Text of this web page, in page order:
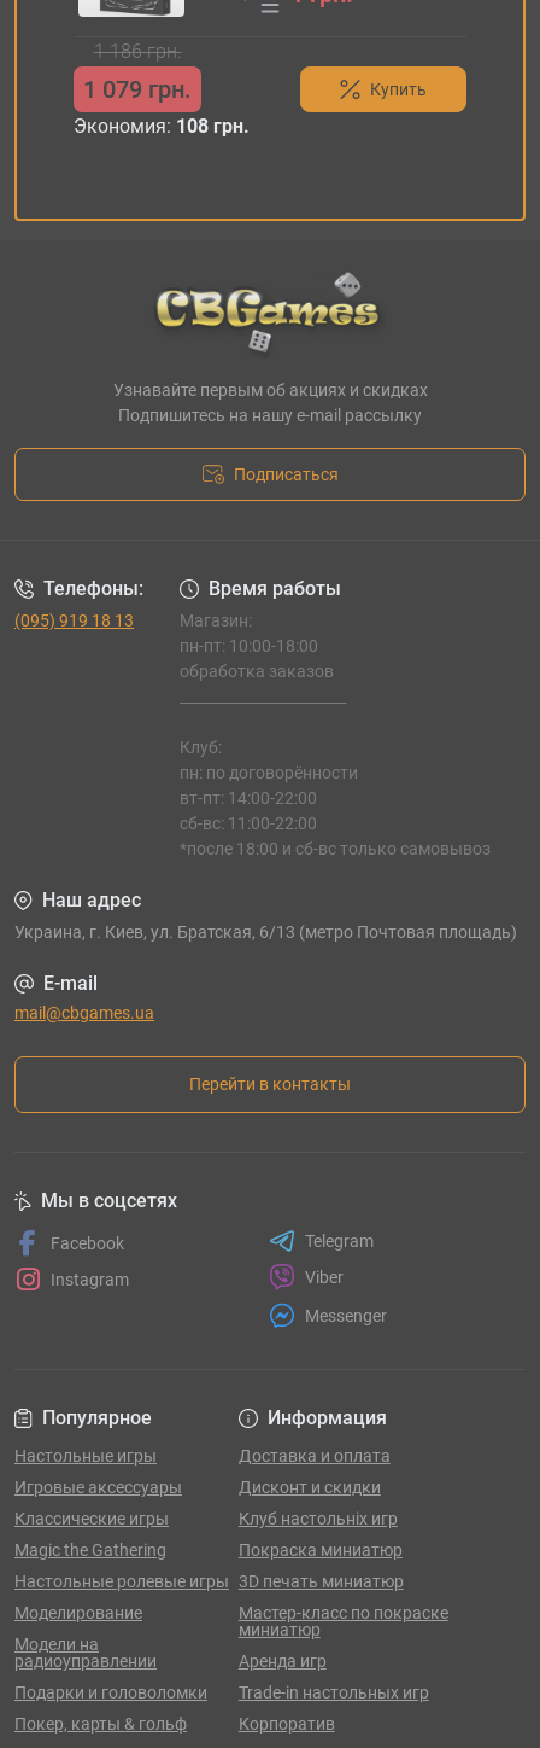
1 186 грн.
1 079 грн.
Экономия: 108 грн.
Купить
Узнавайте первым об акциях и скидках
Подпишитесь на нашу e-mail рассылку
Подписаться
Телефоны:
(095) 919 18 13
Время работы
Магазин:
пн-пт: 10:00-18:00
обработка заказов
Клуб:
пн: по договорённости
вт-пт: 14:00-22:00
сб-вс: 11:00-22:00
*после 18:00 и сб-вс только самовывоз
Наш адрес
Украина, г. Киев, ул. Братская, 6/13 (метро Почтовая площадь)
E-mail
mail@cbgames.ua
Перейти в контакты
Популярное
Настольные игры
Игровые аксессуары
Классические игры
Magic the Gathering
Настольные ролевые игры
Моделирование
Модели на
радиоуправлении
Подарки и головоломки
Покер, карты & гольф
Информация
Доставка и оплата
Дисконт и скидки
Клуб настольніх игр
Покраска миниатюр
3D печать миниатюр
Мастер-класс по покраске
миниатюр
Аренда игр
Trade-in настольных игр
Корпоратив
Мы в соцсетях
Facebook
Instagram
Telegram
Viber
Messenger